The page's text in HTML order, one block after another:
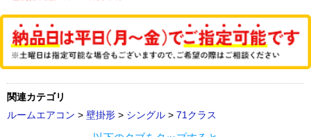
関連カテゴリ
ルームエアコン > 壁掛形 > シングル > 71クラス